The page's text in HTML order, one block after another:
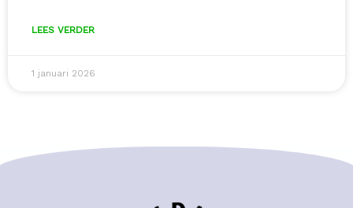
LEES VERDER
1 januari 2026